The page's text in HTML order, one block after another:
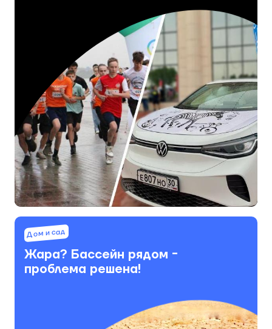
Дом и сад
Жара? Бассейн рядом -
проблема решена!